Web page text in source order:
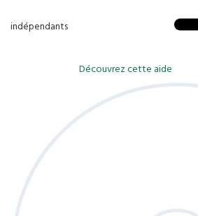
indépendants
Découvrez cette aide